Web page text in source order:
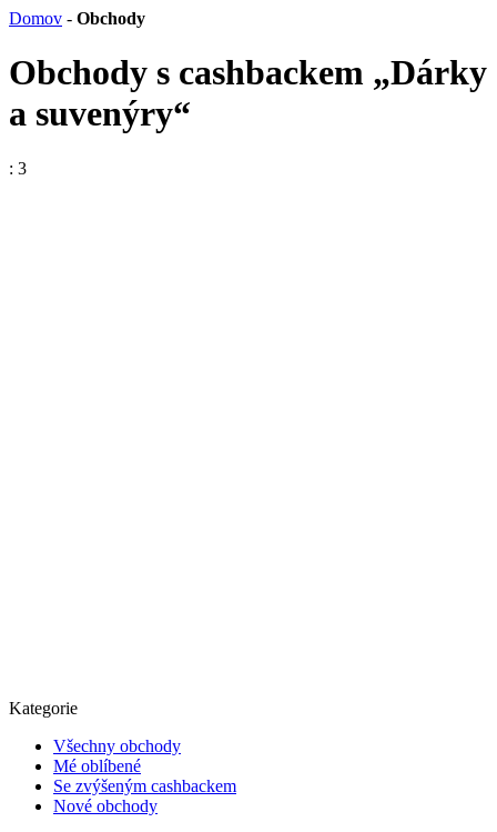
Domov - Obchody
Obchody s cashbackem „Dárky
a suvenýry“
: 3
Kategorie
Všechny obchody
Mé oblíbené
Se zvýšeným cashbackem
Nové obchody